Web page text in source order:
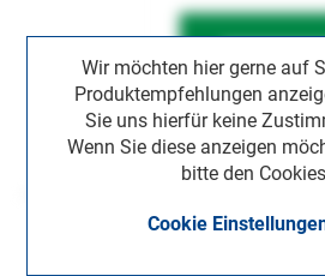
Wir möchten hier gerne auf
Produktempfehlungen
Sie uns hierfür keine
Wenn Sie diese anzeigen
bitte den
Cookie